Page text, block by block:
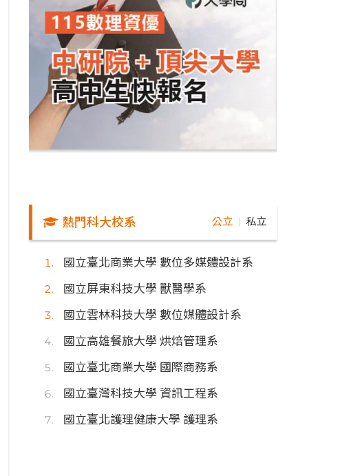
熱門科大校系 公立 私立
國立臺北商業大學 數位多媒體設計系
國立屏東科技大學 獸醫學系
國立雲林科技大學 數位媒體設計系
國立高雄餐旅大學 烘焙管理系
國立臺北商業大學 國際商務系
國立臺灣科技大學 資訊工程系
國立臺北護理健康大學 護理系